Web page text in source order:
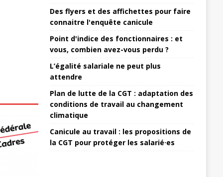
Des flyers et des affichettes pour faire
connaitre l'enquête canicule
Point d'indice des fonctionnaires : et
vous, combien avez-vous perdu ?
L’égalité salariale ne peut plus
attendre
Plan de lutte de la CGT : adaptation des
conditions de travail au changement
climatique
Canicule au travail : les propositions de
la CGT pour protéger les salarié·es